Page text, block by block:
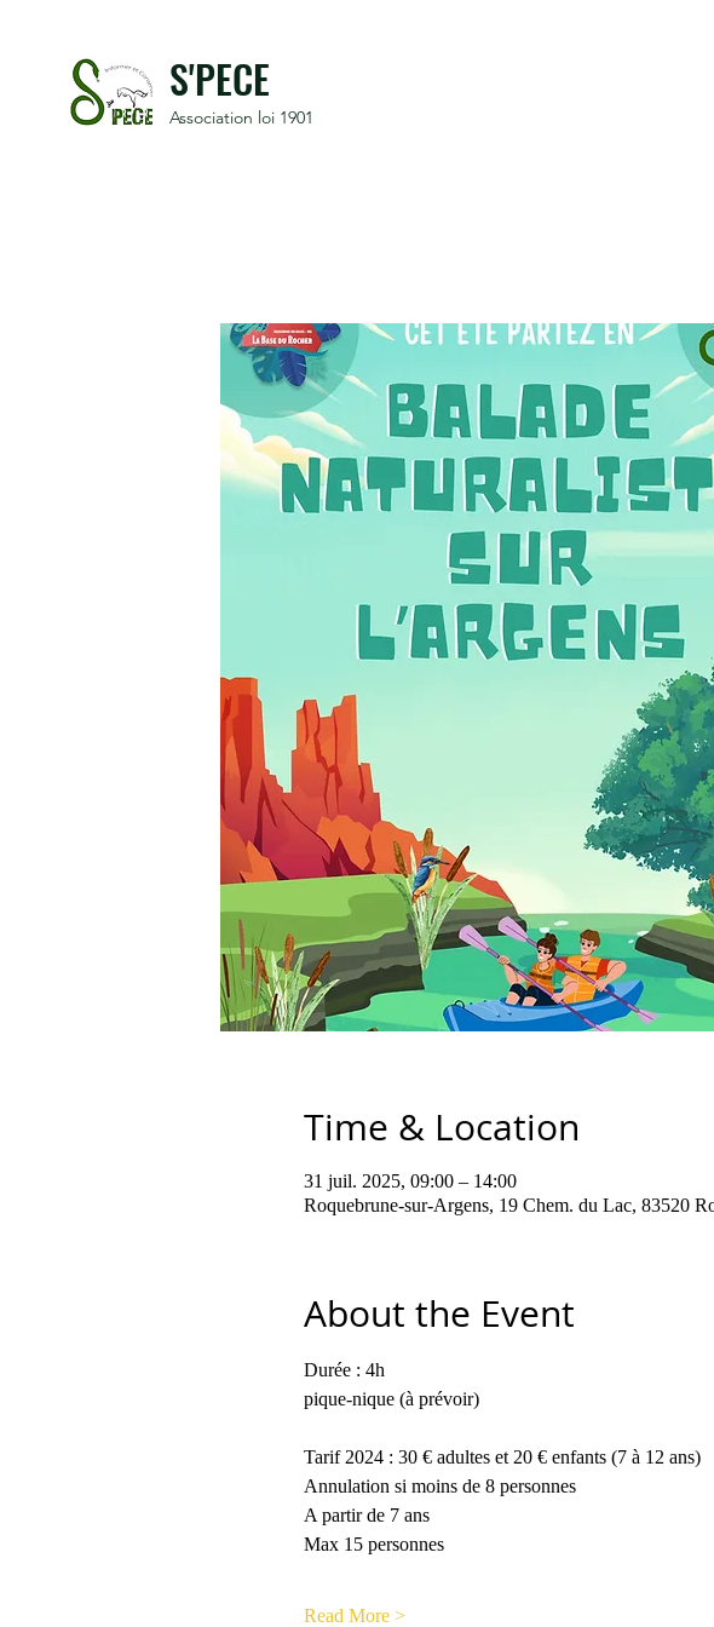
S'PECE
Association loi 1901
Time & Location
31 juil. 2025, 09:00 – 14:00
Roquebrune-sur-Argens, 19 Chem. du Lac, 83520
About the Event
Durée : 4h
pique-nique (à prévoir)
Tarif 2024 : 30 € adultes et 20 € enfants (7 à 12 ans)
Annulation si moins de 8 personnes
A partir de 7 ans
Max 15 personnes
Read More >